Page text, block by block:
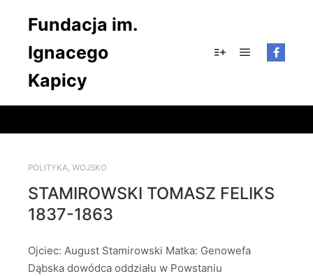
Fundacja im.
Ignacego
Kapicy
POLITYKA, WOJSKO
STAMIROWSKI TOMASZ FELIKS
1837-1863
Ojciec: August Stamirowski Matka: Genowefa
Dąbska dowódca oddziału w Powstaniu